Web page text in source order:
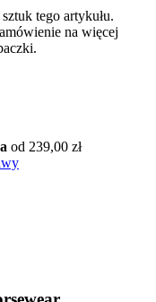
tego artykułu.
na więcej
od 239,00 zł